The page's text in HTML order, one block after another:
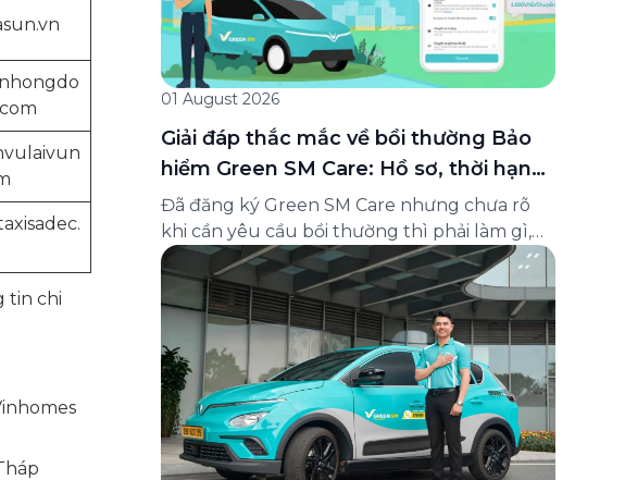
tin chi
01 August 2026
Giải đáp thắc mắc về bồi thường Bảo
hiểm Green SM Care: Hồ sơ, thời hạn
và cách liên hệ hỗ trợ
Đã đăng ký Green SM Care nhưng chưa rõ
khi cần yêu cầu bồi thường thì phải làm gì,
hồ sơ ra sao, hay giấy chứng nhận bảo hiểm
tìm ở đâu? Bài viết này tổng hợp đầy đủ các
câu hỏi thường gặp nhất về quy trình bồi
thường và hỗ trợ của Green […]